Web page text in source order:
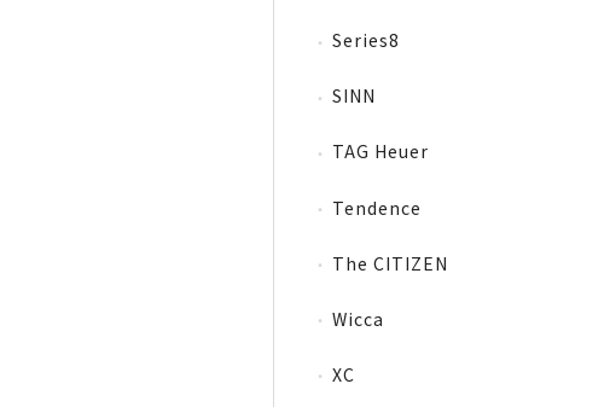
Series8
SINN
TAG Heuer
Tendence
The CITIZEN
Wicca
XC